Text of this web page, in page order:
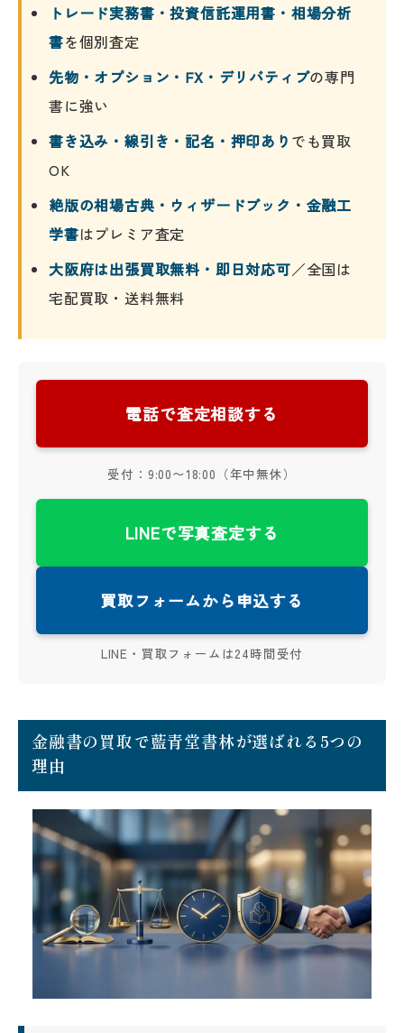
トレード実務書・投資信託運用書・相場分析
書を個別査定
先物・オプション・FX・デリバティブの専門
書に強い
書き込み・線引き・記名・押印あり でも買取
OK
絶版の相場古典・ウィザードブック・金融工
学書はプレミア査定
大阪府は出張買取無料・即日対応可／全国は
宅配買取・送料無料
電話で査定相談する
受付：9:00〜18:00（年中無休）
LINEで写真査定する
買取フォームから申込する
LINE・買取フォームは24時間受付
金融書の買取で藍青堂書林が選ばれる5つの
理由